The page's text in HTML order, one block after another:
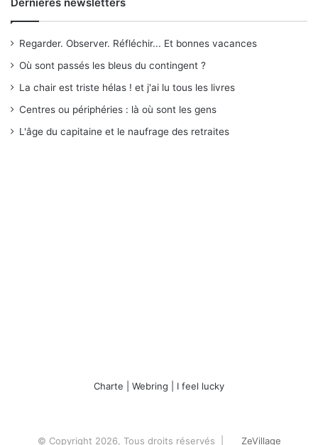
Regarder. Observer. Réfléchir... Et bonnes vacances
Où sont passés les bleus du contingent ?
La chair est triste hélas ! et j'ai lu tous les livres
Centres ou périphéries : là où sont les gens
L'âge du capitaine et le naufrage des retraites
Charte Webring I feel lucky
© Copyright 2026, Tous droits réservés | ZeVillage